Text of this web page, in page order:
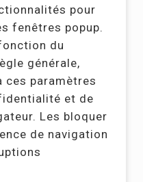
pour
fenêtres popup.
du
générale,
ces paramètres
et de
Les bloquer
de navigation